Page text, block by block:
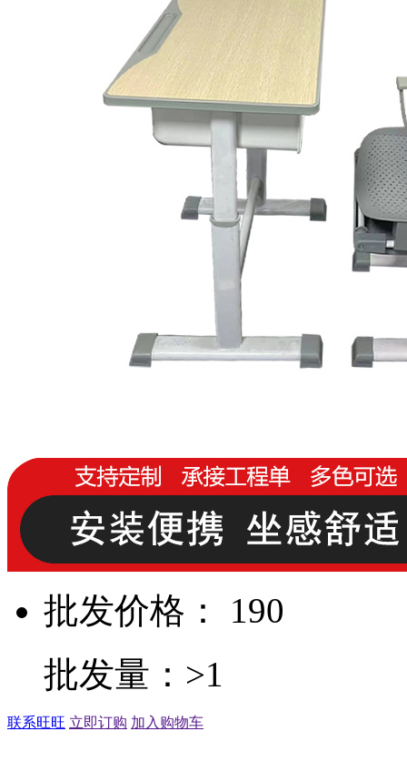
批发价格： 190
批发量：>1
联系旺旺 立即订购 加入购物车